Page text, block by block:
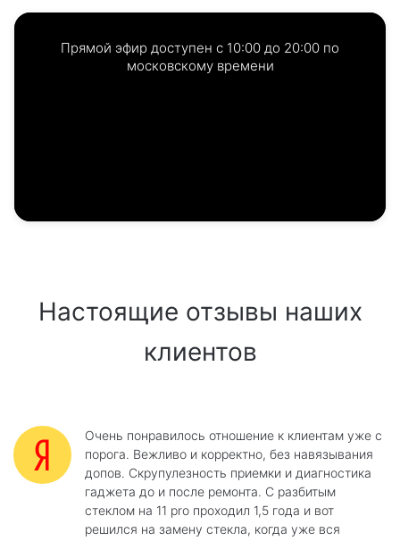
Прямой эфир доступен с 10:00 до 20:00 по
московскому времени
Настоящие отзывы наших
клиентов
Очень понравилось отношение к клиентам уже с
порога. Вежливо и корректно, без навязывания
допов. Скрупулезность приемки и диагностика
гаджета до и после ремонта. С разбитым
стеклом на 11 pro проходил 1,5 года и вот
решился на замену стекла, когда уже вся